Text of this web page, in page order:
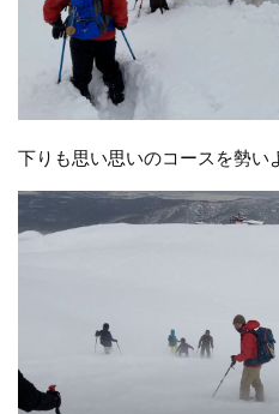
下りも思い思いのコースを勢い